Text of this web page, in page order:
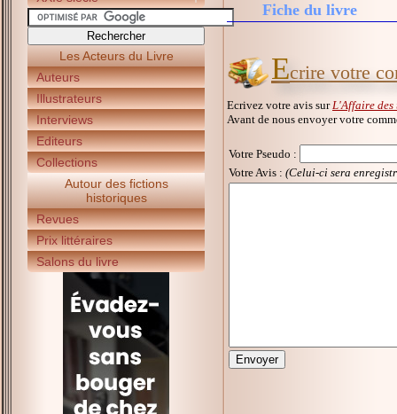
Les Acteurs du Livre
Auteurs
Illustrateurs
Interviews
Editeurs
Collections
Autour des fictions
historiques
Revues
Prix littéraires
Salons du livre
Fiche du livre
Ecrire votre
Ecrivez votre avis sur L'Affaire des
Avant de nous envoyer votre
Votre Pseudo :
Votre Avis : (Celui-ci sera